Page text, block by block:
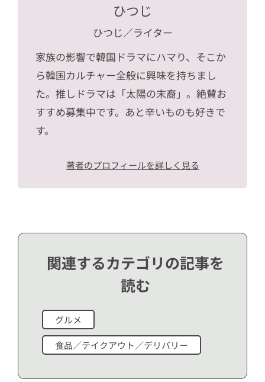
ひつじ
ひつじ／ライター
家族の影響で韓国ドラマにハマり、そこか
ら韓国カルチャー全般に興味を持ちまし
た。推しドラマは「太陽の末裔」。絶賛お
すすめ募集中です。あと辛いものも好きで
す。
著者のプロフィールを詳しく見る
関連するカテゴリの記事を
読む
グルメ
食品／テイクアウト／デリバリー